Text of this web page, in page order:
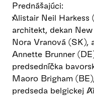
Prednášajúci:
Alistair Neil Harkess
architekt, dekan
Nora Vranová (SK),
Annette Brunner
predsedníčka
Maoro Brigham
predseda belgickej